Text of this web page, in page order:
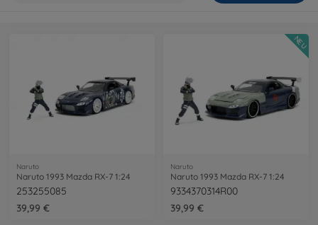
Naruto
Naruto 1993 Mazda RX-7 1:24
253255085
39,99 €
Naruto
Naruto 1993 Mazda RX-7 1:24
9334370314R00
39,99 €
NEU